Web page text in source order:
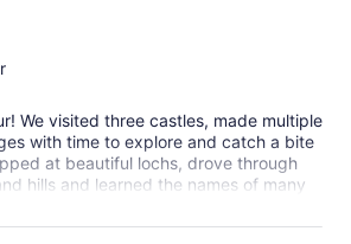
We visited three castles, made multiple
with time to explore and catch a bite
at beautiful lochs, drove through
hills and learned the names of many
Freddy is an amazing, friendly and
He had so many great stories to tell